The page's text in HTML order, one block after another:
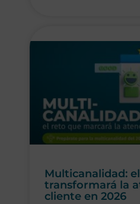
Multicanalidad:
transformará la
cliente en 2026